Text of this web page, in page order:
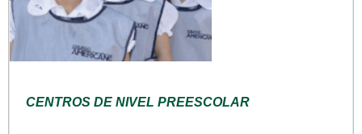
CENTROS DE NIVEL PREESCOLAR